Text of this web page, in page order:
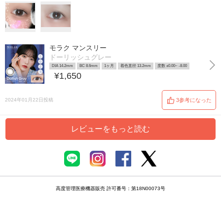
モラク マンスリー
ドーリッシュグレー
DIA 14.2mm BC 8.6mm 1ヶ月 着色直径 13.2mm 度数 ±0.00~ -8.00
¥1,650
2024年01月22日投稿 3参考になった
レビューをもっと読む
高度管理医療機器販売 許可番号：第18N00073号